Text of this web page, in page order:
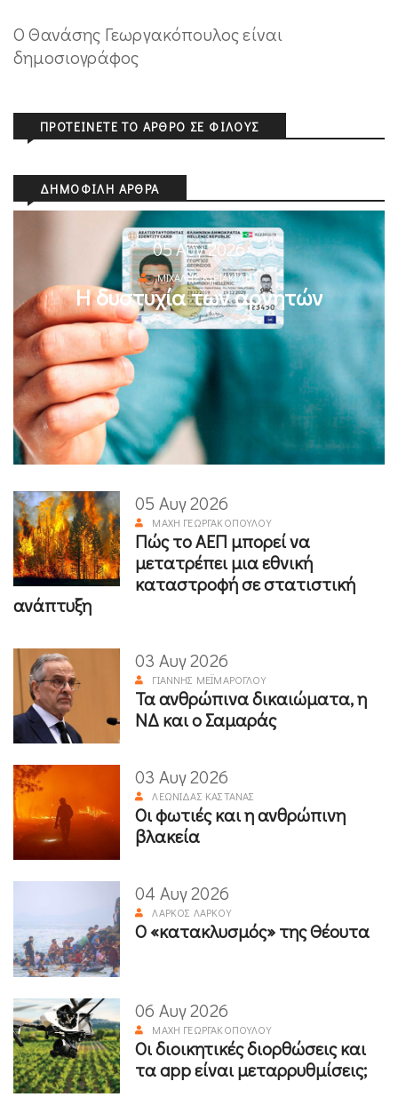
O Θανάσης Γεωργακόπουλος είναι
δημοσιογράφος
ΠΡΟΤΕΊΝΕΤΕ ΤΟ ΆΡΘΡΟ ΣΕ ΦΊΛΟΥΣ
ΔΗΜΟΦΙΛΉ ΆΡΘΡΑ
05 Αυγ 2026
ΜΙΧΆΛΗΣ ΚΥΡΙΑΚΊΔΗΣ
Η δυστυχία των αρνητών
05 Αυγ 2026
ΜΆΧΗ ΓΕΩΡΓΑΚΟΠΟΎΛΟΥ
Πώς το ΑΕΠ μπορεί να
μετατρέπει μια εθνική
καταστροφή σε στατιστική
ανάπτυξη
03 Αυγ 2026
ΓΙΆΝΝΗΣ ΜΕΪΜΆΡΟΓΛΟΥ
Τα ανθρώπινα δικαιώματα, η
ΝΔ και ο Σαμαράς
03 Αυγ 2026
ΛΕΩΝΊΔΑΣ ΚΑΣΤΑΝΆΣ
Οι φωτιές και η ανθρώπινη
βλακεία
04 Αυγ 2026
ΛΆΡΚΟΣ ΛΆΡΚΟΥ
Ο «κατακλυσμός» της Θέουτα
06 Αυγ 2026
ΜΆΧΗ ΓΕΩΡΓΑΚΟΠΟΎΛΟΥ
Οι διοικητικές διορθώσεις και
τα app είναι μεταρρυθμίσεις;